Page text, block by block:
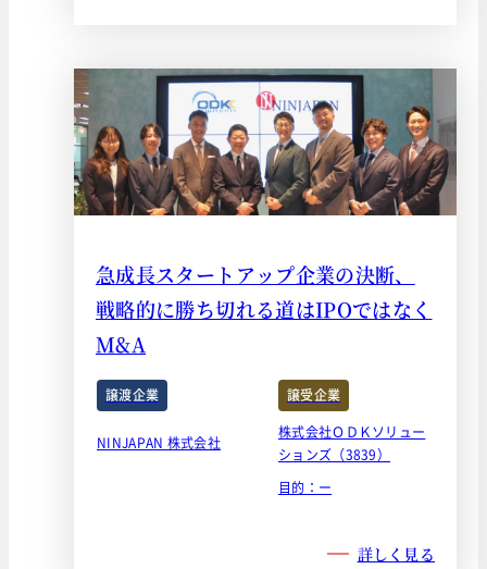
急成長スタートアップ企業の決断、
戦略的に勝ち切れる道はIPOではなく
M&A
譲渡企業 譲受企業
NINJAPAN 株式会社
株式会社ＯＤＫソリュー
ションズ（3839）
目的：ー
詳しく見る